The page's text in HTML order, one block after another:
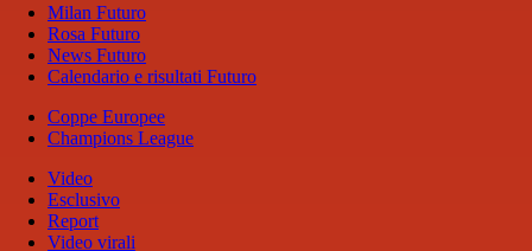
Milan Futuro
Rosa Futuro
News Futuro
Calendario e risultati Futuro
Coppe Europee
Champions League
Video
Esclusivo
Report
Video virali